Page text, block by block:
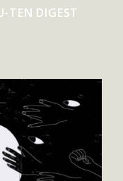
TEN DIGEST